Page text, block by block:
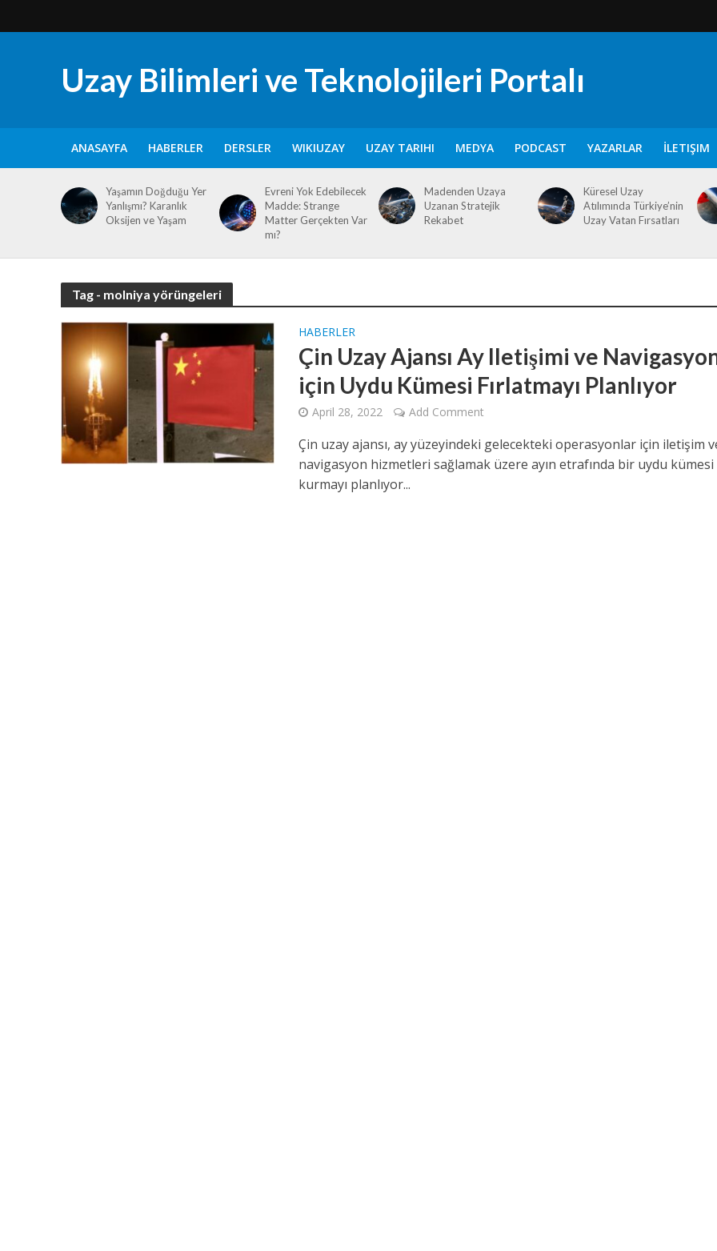
Uzay Bilimleri ve Teknolojileri Portalı
ANASAYFA HABERLER DERSLER WIKIUZAY UZAY TARIHI MEDYA PODCAST YAZARLAR İLETIŞIM
Yaşamın Doğduğu Yer
Yanlışmı? Karanlık
Oksijen ve Yaşam
Evreni Yok Edebilecek
Madde: Strange
Matter Gerçekten Var
mı?
Madenden Uzaya
Uzanan Stratejik
Rekabet
Küresel Uzay
Atılımında Türkiye’nin
Uzay Vatan Fırsatları
Tag - molniya yörüngeleri
HABERLER
Çin Uzay Ajansı Ay Iletişimi ve
için Uydu Kümesi Fırlatmayı Planlıyor
April 28, 2022 Add Comment
Çin uzay ajansı, ay yüzeyindeki gelecekteki operasyonlar için iletişim
navigasyon hizmetleri sağlamak üzere ayın etrafında bir uydu kümesi
kurmayı planlıyor...